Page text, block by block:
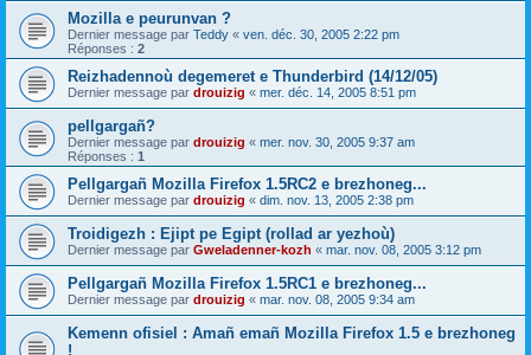
Mozilla e peurunvan ?
Dernier message par Teddy « ven. déc. 30, 2005 2:22 pm
Réponses : 2
Reizhadennoù degemeret e Thunderbird (14/12/05)
Dernier message par drouizig « mer. déc. 14, 2005 8:51 pm
pellgargañ?
Dernier message par drouizig « mer. nov. 30, 2005 9:37 am
Réponses : 1
Pellgargañ Mozilla Firefox 1.5RC2 e brezhoneg...
Dernier message par drouizig « dim. nov. 13, 2005 2:38 pm
Troidigezh : Ejipt pe Egipt (rollad ar yezhoù)
Dernier message par Gweladenner-kozh « mar. nov. 08, 2005 3:12 pm
Pellgargañ Mozilla Firefox 1.5RC1 e brezhoneg...
Dernier message par drouizig « mar. nov. 08, 2005 9:34 am
Kemenn ofisiel : Amañ emañ Mozilla Firefox 1.5 e brezhoneg
!